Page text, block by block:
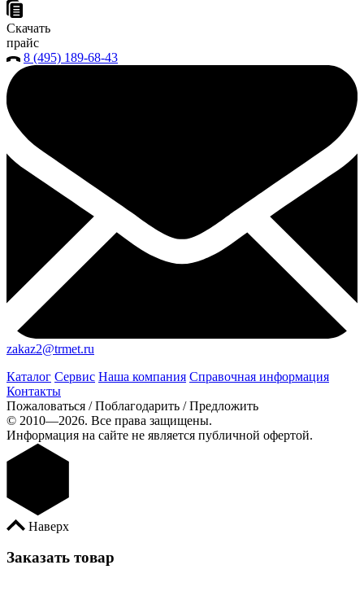
Скачать
прайс
8 (495) 189-68-43
zakaz2@trmet.ru
Каталог Сервис Наша компания Справочная информация
Контакты
Пожаловаться / Поблагодарить / Предложить
© 2010—2026. Все права защищены.
Информация на сайте не является публичной офертой.
Наверх
Заказать товар